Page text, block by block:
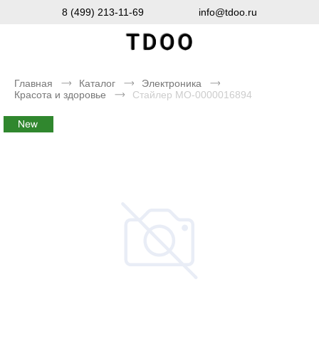
8 (499) 213-11-69 info@tdoo.ru
Главная Каталог
Электроника
Красота и здоровье
Стайлер MO-0000016894